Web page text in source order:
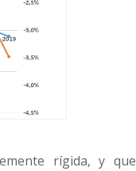
rígida, y que